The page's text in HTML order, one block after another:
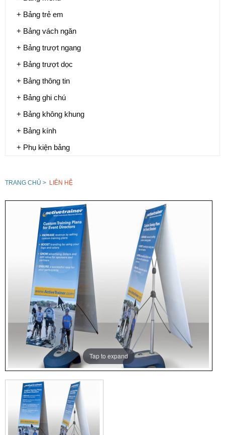
+ Bảng trẻ em
+ Bảng vách ngăn
+ Bảng trượt ngang
+ Bảng trượt dọc
+ Bảng thông tin
+ Bảng ghi chú
+ Bảng không khung
+ Bảng kính
+ Phụ kiện bảng
TRANG CHỦ > LIÊN HỆ
Tap to expand